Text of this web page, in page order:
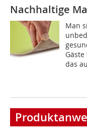
Nachhaltige
Man
das